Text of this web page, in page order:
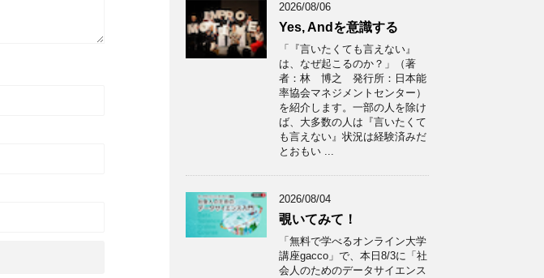
2026/08/06
Yes, Andを意識する
「『言いたくても言えない』
は、なぜ起こるのか？」（著
者：林 博之 発行所：日本能
率協会マネジメントセンター）
を紹介します。一部の人を除け
ば、大多数の人は『言いたくて
も言えない』状況は経験済みだ
とおもい ...
2026/08/04
覗いてみて！
「無料で学べるオンライン大学
講座gacco」で、本日8/3に「社
会人のためのデータサイエンス